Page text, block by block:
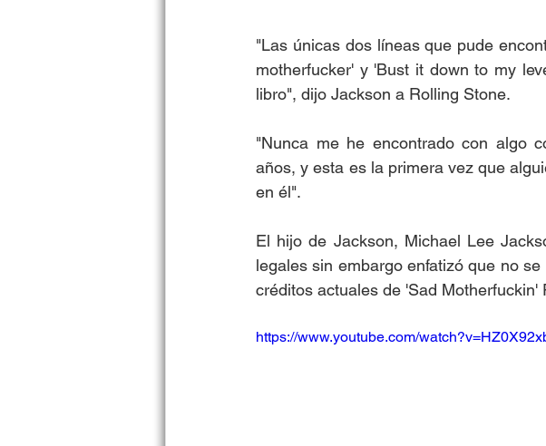
"Las únicas dos líneas que pude
motherfucker' y 'Bust it down to my
libro", dijo Jackson a Rolling Stone.
"Nunca me he encontrado con algo
años, y esta es la primera vez que
en él".
El hijo de Jackson, Michael Lee
legales sin embargo enfatizó que no
créditos actuales de 'Sad Motherfuckin'
https://www.youtube.com/